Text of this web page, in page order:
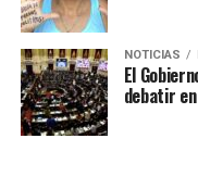
NOTICIAS
El
debatir